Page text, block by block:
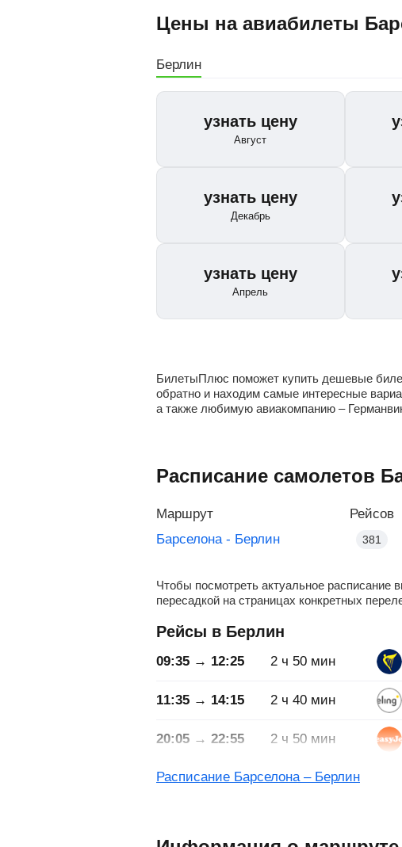
Цены на авиабилеты
Берлин
узнать цену
Август
узнать цену
Декабрь
узнать цену
Апрель
БилетыПлюс поможет купить дешевые
обратно и находим самые интересные
а также любимую авиакомпанию –
Расписание самолетов
Маршрут Рейсов
Барселона - Берлин
381
Чтобы посмотреть актуальное расписание
пересадкой на страницах конкретных
Рейсы в Берлин
09:35 → 12:25 2 ч 50 мин
11:35 → 14:15 2 ч 40 мин
20:05 → 22:55 2 ч 50 мин
Расписание Барселона – Берлин